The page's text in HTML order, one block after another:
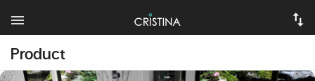
Product